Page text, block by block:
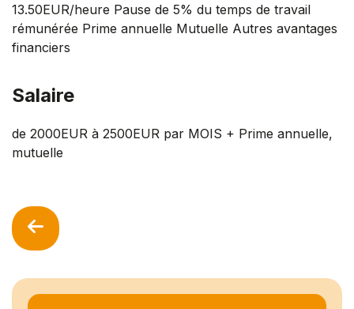
13.50EUR/heure Pause de 5% du temps de travail
rémunérée Prime annuelle Mutuelle Autres avantages
financiers
Salaire
de 2000EUR à 2500EUR par MOIS + Prime annuelle,
mutuelle